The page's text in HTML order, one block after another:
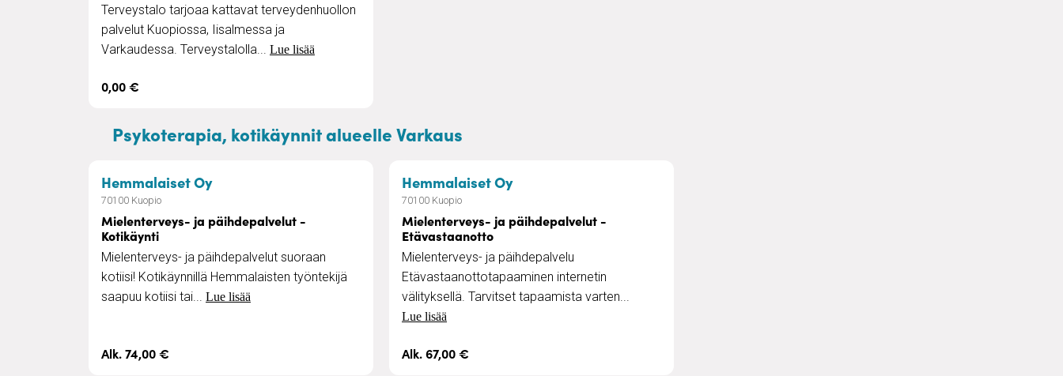
Terveystalo tarjoaa kattavat terveydenhuollon
palvelut Kuopiossa, Iisalmessa ja
Varkaudessa. Terveystalolla... Lue lisää
0,00 €
Psykoterapia, kotikäynnit alueelle Varkaus
Hemmalaiset Oy– Mielenterveys- ja päihdepalvelut - Kotikäynti
70100 Kuopio
Mielenterveys- ja päihdepalvelut -
Kotikäynti
Mielenterveys- ja päihdepalvelut suoraan
kotiisi! Kotikäynnillä Hemmalaisten työntekijä
saapuu kotiisi tai... Lue lisää
Alk. 74,00 €
Hemmalaiset Oy– Mielenterveys- ja päihdepalvelut - Etävastaanotto
70100 Kuopio
Mielenterveys- ja päihdepalvelut -
Etävastaanotto
Mielenterveys- ja päihdepalvelu
Etävastaanottotapaaminen internetin
välityksellä. Tarvitset tapaamista varten...
Lue lisää
Alk. 67,00 €